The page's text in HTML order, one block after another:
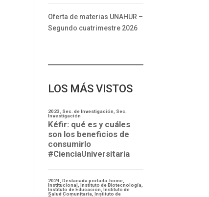
Oferta de materias UNAHUR –
Segundo cuatrimestre 2026
LOS MÁS VISTOS